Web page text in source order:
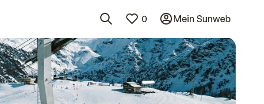
0 Mein Sunweb